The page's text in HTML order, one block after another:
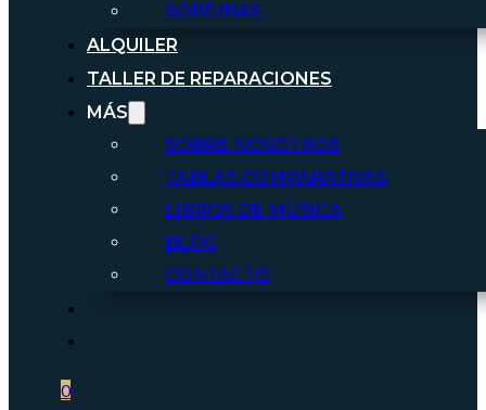
SORDINAS
ALQUILER
TALLER DE REPARACIONES
MÁS
SOBRE NOSOTROS
TABLAS COMPARATIVAS
LIBROS DE MÚSICA
BLOG
CONTACTO
0